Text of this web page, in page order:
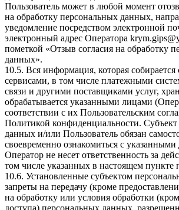
Пользователь может в любой момент
на обработку персональных данных,
уведомление посредством электронной
электронный адрес Оператора
пометкой «Отзыв согласия на обработку
данных».
10.5. Вся информация, которая
сервисами, в том числе платежными
связи и другими поставщиками услуг,
обрабатывается указанными лицами
соответствии с их Пользовательским
Политикой конфиденциальности.
данных и/или Пользователь обязан
своевременно ознакомиться с
Оператор не несет ответственность за
том числе указанных в настоящем пункте
10.6. Установленные субъектом
запреты на передачу (кроме
на обработку или условия обработки
доступа) персональных данных,